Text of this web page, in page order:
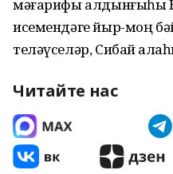
мәғарифы алдынғыһы
исемендәге йыр-моң
теләүселәр, Сибай
Читайте нас